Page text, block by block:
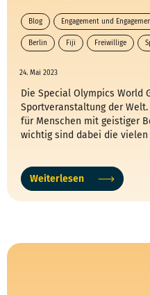
Blog Engagement und
Berlin Fiji Freiwillige
24. Mai 2023
Die Special Olympics World
Sportveranstaltung der
für Menschen mit geistiger
wichtig sind dabei die
Weiterlesen